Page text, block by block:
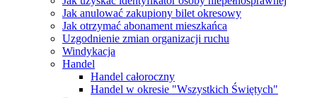
Jak anulować zakupiony bilet okresowy
Jak otrzymać abonament mieszkańca
Uzgodnienie zmian organizacji ruchu
Windykacja
Handel
Handel całoroczny
Handel w okresie "Wszystkich Świętych"